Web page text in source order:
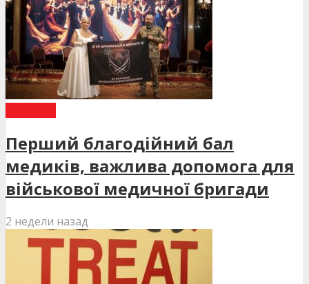
Перший благодійний бал
медиків, важлива допомога для
військової медичної бригади
2 недели назад